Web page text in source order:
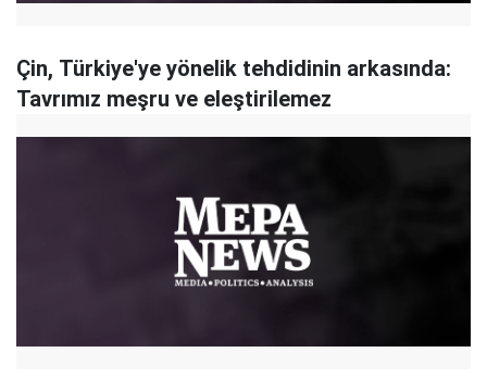
Çin, Türkiye'ye yönelik tehdidinin arkasında:
Tavrımız meşru ve eleştirilemez